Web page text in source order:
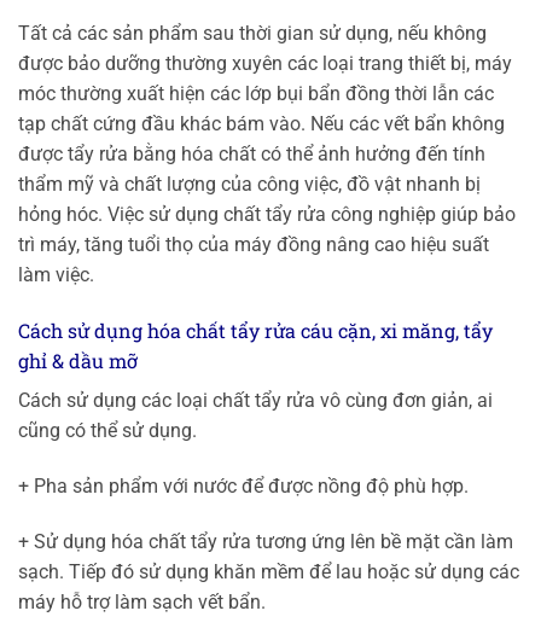
Tất cả các sản phẩm sau thời gian sử dụng, nếu không
được bảo dưỡng thường xuyên các loại trang thiết bị, máy
móc thường xuất hiện các lớp bụi bẩn đồng thời lẫn các
tạp chất cứng đầu khác bám vào. Nếu các vết bẩn không
được tẩy rửa bằng hóa chất có thể ảnh hưởng đến tính
thẩm mỹ và chất lượng của công việc, đồ vật nhanh bị
hỏng hóc. Việc sử dụng chất tẩy rửa công nghiệp giúp bảo
trì máy, tăng tuổi thọ của máy đồng nâng cao hiệu suất
làm việc.
Cách sử dụng hóa chất tẩy rửa cáu cặn, xi măng, tẩy
ghỉ & dầu mỡ
Cách sử dụng các loại chất tẩy rửa vô cùng đơn giản, ai
cũng có thể sử dụng.
+ Pha sản phẩm với nước để được nồng độ phù hợp.
+ Sử dụng hóa chất tẩy rửa tương ứng lên bề mặt cần làm
sạch. Tiếp đó sử dụng khăn mềm để lau hoặc sử dụng các
máy hỗ trợ làm sạch vết bẩn.